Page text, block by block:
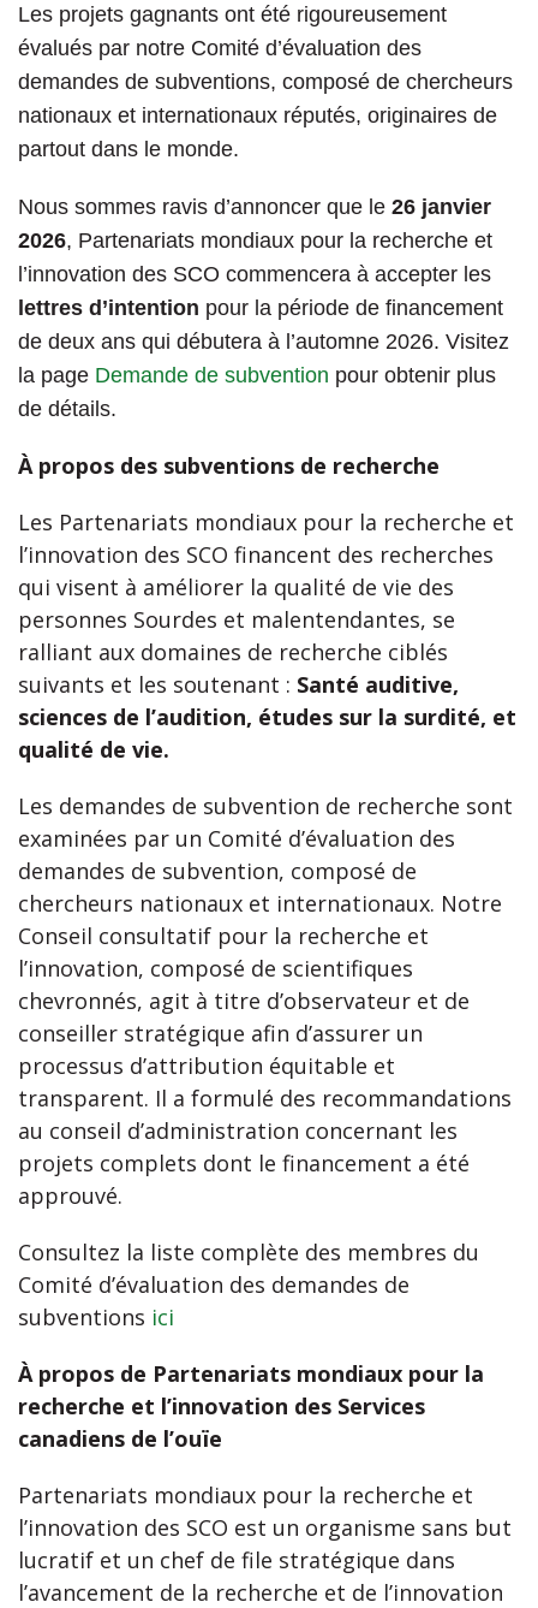
Les projets gagnants ont été rigoureusement
évalués par notre Comité d’évaluation des
demandes de subventions, composé de chercheurs
nationaux et internationaux réputés, originaires de
partout dans le monde.
Nous sommes ravis d’annoncer que le 26 janvier
2026, Partenariats mondiaux pour la recherche et
l’innovation des SCO commencera à accepter les
lettres d’intention pour la période de financement
de deux ans qui débutera à l’automne 2026. Visitez
la page Demande de subvention pour obtenir plus
de détails.
À propos des subventions de recherche
Les Partenariats mondiaux pour la recherche et
l’innovation des SCO financent des recherches
qui visent à améliorer la qualité de vie des
personnes Sourdes et malentendantes, se
ralliant aux domaines de recherche ciblés
suivants et les soutenant : Santé auditive,
sciences de l’audition, études sur la surdité, et
qualité de vie.
Les demandes de subvention de recherche sont
examinées par un Comité d’évaluation des
demandes de subvention, composé de
chercheurs nationaux et internationaux. Notre
Conseil consultatif pour la recherche et
l’innovation, composé de scientifiques
chevronnés, agit à titre d’observateur et de
conseiller stratégique afin d’assurer un
processus d’attribution équitable et
transparent. Il a formulé des recommandations
au conseil d’administration concernant les
projets complets dont le financement a été
approuvé.
Consultez la liste complète des membres du
Comité d’évaluation des demandes de
subventions ici
À propos de Partenariats mondiaux pour la
recherche et l’innovation des Services
canadiens de l’ouïe
Partenariats mondiaux pour la recherche et
l’innovation des SCO est un organisme sans but
lucratif et un chef de file stratégique dans
l’avancement de la recherche et de l’innovation